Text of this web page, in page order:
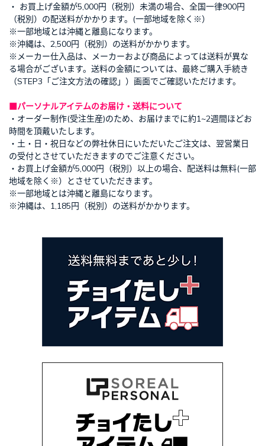
・ お買上げ金額が5,000円（税別）未満の場合、全国一律900円
（税別）の配送料がかかります。(一部地域を除く※）
※一部地域とは沖縄と離島になります。
※沖縄は、2,500円（税別）の送料がかかります。
※メーカー仕入品は、メーカーおよび商品によっては送料が異な
る場合がございます。送料の金額については、最終ご購入手続き
（STEP3「ご注文方法の確認」）画面でご確認いただけます。
■パーソナルアイテムのお届け・送料について
・オーダー制作(受注生産)のため、お届けまでに約1~2週間ほどお
時間を頂戴いたします。
・土・日・祝日などの弊社休日にいただいたご注文は、翌営業日
の受付とさせていただきますのでご注意ください。
・お買上げ金額が5,000円（税別）以上の場合、配送料は無料(一部
地域を除く※）とさせていただきます。
※一部地域とは沖縄と離島になります。
※沖縄は、1,185円（税別）の送料がかかります。